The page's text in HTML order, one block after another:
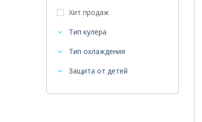
Хит продаж
Тип кулера
Тип охлаждения
Защита от детей